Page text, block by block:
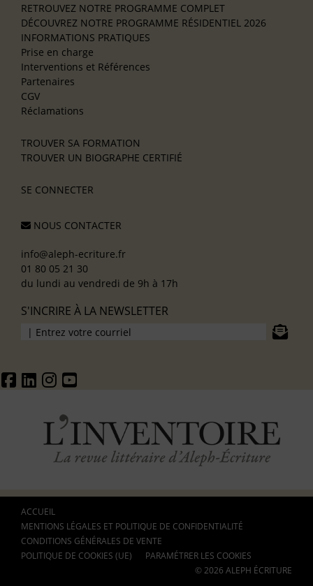
RETROUVEZ NOTRE PROGRAMME COMPLET
DÉCOUVREZ NOTRE PROGRAMME RÉSIDENTIEL 2026
INFORMATIONS PRATIQUES
Prise en charge
Interventions et Références
Partenaires
CGV
Réclamations
TROUVER SA FORMATION
TROUVER UN BIOGRAPHE CERTIFIÉ
SE CONNECTER
NOUS CONTACTER
info@aleph-ecriture.fr
01 80 05 21 30
du lundi au vendredi de 9h à 17h
S'INCRIRE À LA NEWSLETTER
ACCUEIL
MENTIONS LÉGALES ET POLITIQUE DE CONFIDENTIALITÉ
CONDITIONS GÉNÉRALES DE VENTE
POLITIQUE DE COOKIES (UE)
PARAMÉTRER LES COOKIES
© 2026 ALEPH ÉCRITURE